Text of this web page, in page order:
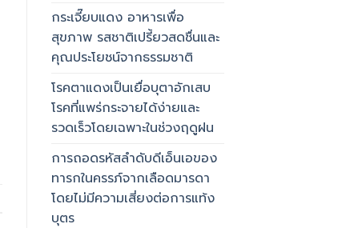
กระเจี๊ยบแดง อาหารเพื่อ
สุขภาพ รสชาติเปรี้ยวสดชื่นและ
คุณประโยชน์จากธรรมชาติ
โรคตาแดงเป็นเยื่อบุตาอักเสบ
โรคที่แพร่กระจายได้ง่ายและ
รวดเร็วโดยเฉพาะในช่วงฤดูฝน
การถอดรหัสลำดับดีเอ็นเอของ
ทารกในครรภ์จากเลือดมารดา
โดยไม่มีความเสี่ยงต่อการแท้ง
บุตร